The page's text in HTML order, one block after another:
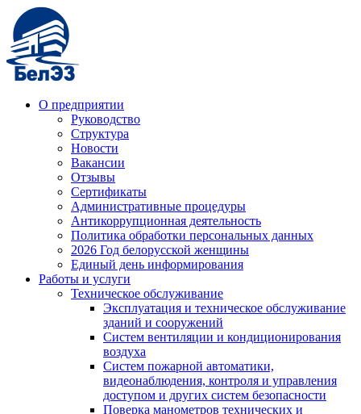
О предприятии
Руководство
Структура
Новости
Вакансии
Отзывы
Сертификаты
Административные процедуры
Антикоррупционная деятельность
Политика обработки персональных данных
2026 Год белорусской женщины
Единый день информирования
Работы и услуги
Техническое обслуживание
Эксплуатация и техническое обслуживание
зданий и сооружений
Систем вентиляции и кондиционирования
воздуха
Систем пожарной автоматики,
видеонаблюдения, контроля и управления
доступом и других систем безопасности
Поверка манометров технических и